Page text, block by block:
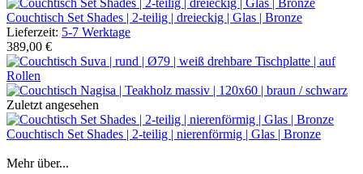
Couchtisch Set Shades | 2-teilig | dreieckig | Glas | Bronze
Lieferzeit: 5-7 Werktage
389,00 €
Zuletzt angesehen
Couchtisch Set Shades | 2-teilig | nierenförmig | Glas | Bronze
Mehr über...